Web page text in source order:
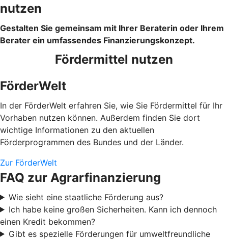
nutzen
Gestalten Sie gemeinsam mit Ihrer Beraterin oder Ihrem
Berater ein umfassendes Finanzierungskonzept.
Fördermittel nutzen
FörderWelt
In der FörderWelt erfahren Sie, wie Sie Fördermittel für Ihr
Vorhaben nutzen können. Außerdem finden Sie dort
wichtige Informationen zu den aktuellen
Förderprogrammen des Bundes und der Länder.
Zur FörderWelt
FAQ zur Agrarfinanzierung
Wie sieht eine staatliche Förderung aus?
Ich habe keine großen Sicherheiten. Kann ich dennoch
einen Kredit bekommen?
Gibt es spezielle Förderungen für umweltfreundliche